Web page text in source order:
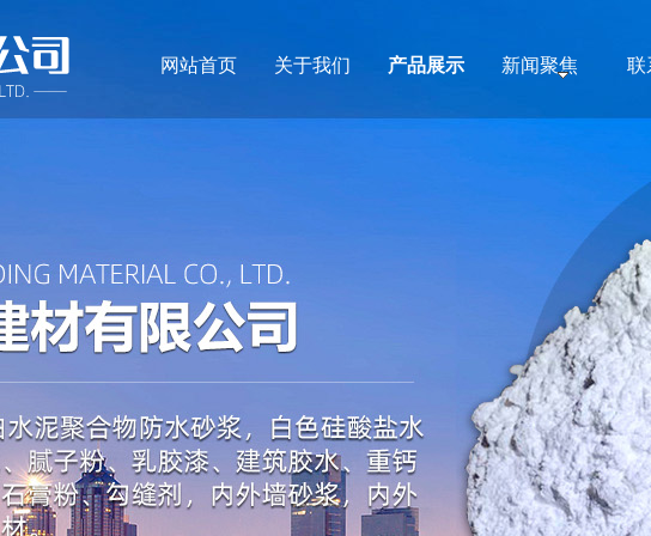
网站首页 关于我们 产品展示 新闻聚焦 联